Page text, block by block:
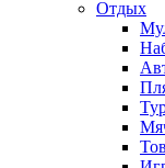
Отдых